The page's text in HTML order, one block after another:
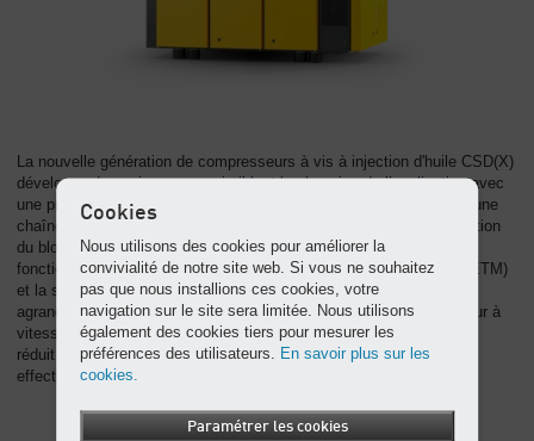
La nouvelle génération de compresseurs à vis à injection d'huile CSD(X)
développe des puissances qui ciblent les besoins de l’application avec
une précision et une efficience accrues. Elle bénéficie pour cela d'une
chaîne cinématique intégrée qui permet d’ajuster la vitesse de rotation
du bloc pour atteindre l’optimum énergétique dans chaque point de
fonctionnement. La gestion électronique de température intégrée (ETM)
et la soupape d'aspiration reconçue, combinée au filtre d'aspiration
agrandi augmentent l’efficience du compresseur à vis. Le ventilateur à
vitesse variable génère des gains énergétiques supplémentaires et
réduit l'empreinte carbone. Il ne fournit que l’air de refroidissement
effectivement nécessaire.
Cookies
Nous utilisons des cookies pour améliorer la
convivialité de notre site web. Si vous ne souhaitez
pas que nous installions ces cookies, votre
navigation sur le site sera limitée. Nous utilisons
également des cookies tiers pour mesurer les
préférences des utilisateurs. En savoir plus sur les
cookies.
Paramétrer les cookies